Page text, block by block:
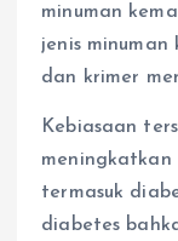
minuman
jenis
dan krimer
Kebiasaan
meningkatkan
termasuk
diabetes